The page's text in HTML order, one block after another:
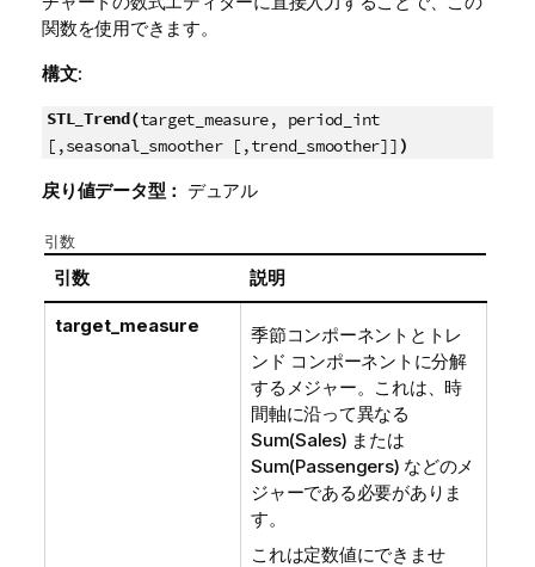
関数を使用できます。
構文:
STL_Trend(target_measure, period_int
[,seasonal_smoother [,trend_smoother]] )
戻り値データ型： デュアル
引数
引数 説明
target_measure
季節コンポーネントとトレ
ンド コンポーネントに分解
するメジャー。これは、時
間軸に沿って異なる
Sum(Sales) または
Sum(Passengers) などのメ
ジャーである必要がありま
す。
これは定数値にできませ